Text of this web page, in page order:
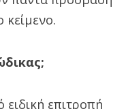
κείμενο.
επιτροπή